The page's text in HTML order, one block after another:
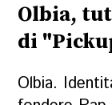
Olbia,
di
Olbia.